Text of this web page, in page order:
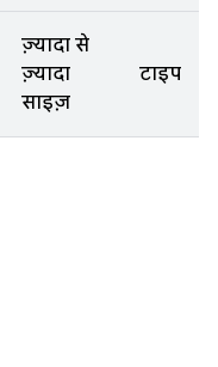
ज़्यादा से
ज़्यादा
साइज़
टाइप